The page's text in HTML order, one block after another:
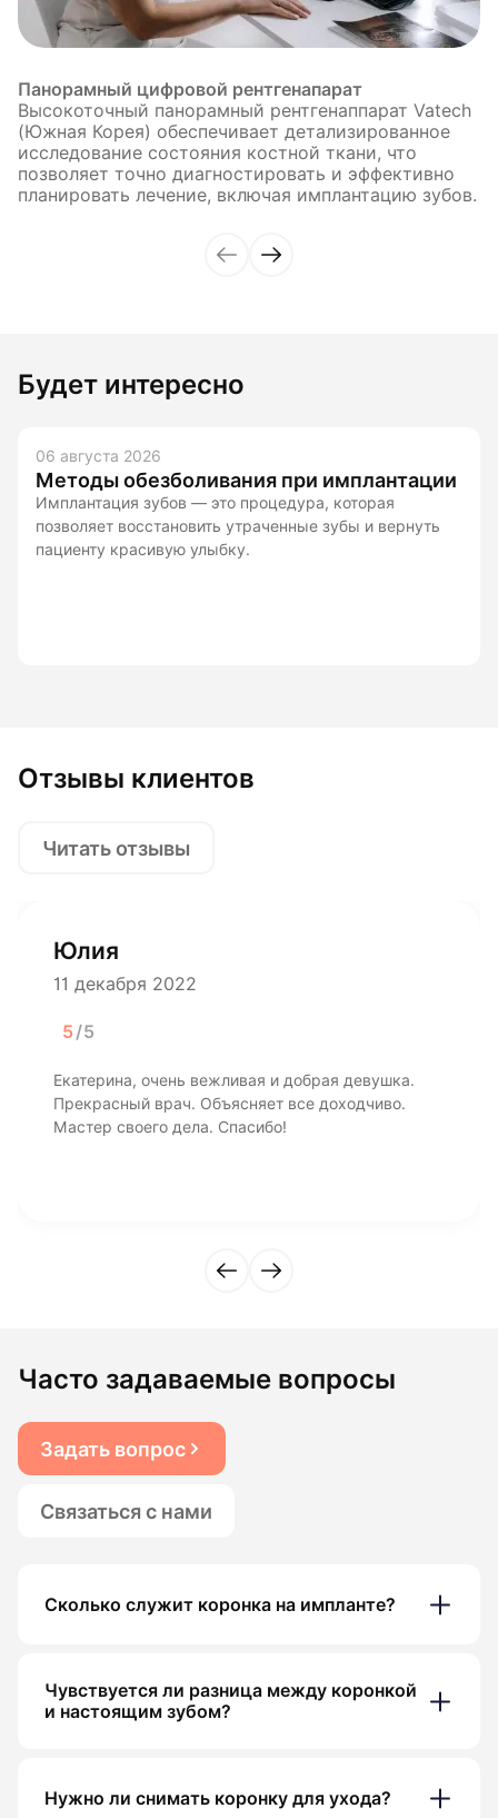
Панорамный цифровой рентгенапарат
Высокоточный панорамный рентгенаппарат Vatech
(Южная Корея) обеспечивает детализированное
исследование состояния костной ткани, что
позволяет точно диагностировать и эффективно
планировать лечение, включая имплантацию зубов.
Будет интересно
06 августа 2026
Методы обезболивания при имплантации
Имплантация зубов — это процедура, которая
позволяет восстановить утраченные зубы и вернуть
пациенту красивую улыбку.
Отзывы клиентов
Читать отзывы
Юлия
11 декабря 2022
5/5
Екатерина, очень вежливая и добрая девушка.
Прекрасный врач. Объясняет все доходчиво.
Мастер своего дела. Спасибо!
Часто задаваемые вопросы
Задать вопрос
Связаться с нами
Сколько служит коронка на импланте?
Чувствуется ли разница между коронкой
и настоящим зубом?
Нужно ли снимать коронку для ухода?